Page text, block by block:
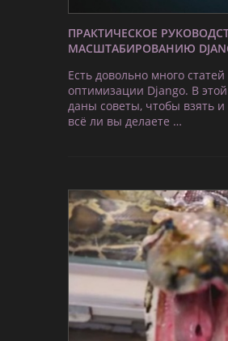
ПРАКТИЧЕСКОЕ
МАСШТАБИРОВАНИЮ
Есть довольно много
оптимизации Django. В этой
даны советы, чтобы взять и
всё ли вы делаете …